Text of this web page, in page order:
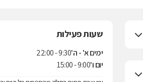
שעות פעילות
ימים א' - ה'9:30 - 22:00
יום ו'9:00 - 15:00